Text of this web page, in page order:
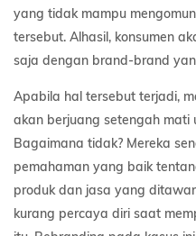
yang tidak mampu
tersebut. Alhasil, konsumen
saja dengan brand-brand
Apabila hal tersebut terjadi,
akan berjuang setengah mati
Bagaimana tidak? Mereka
pemahaman yang baik
produk dan jasa yang
kurang percaya diri saat